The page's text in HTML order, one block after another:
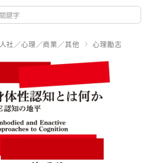
人社／心理／商業／其他 心理勵志